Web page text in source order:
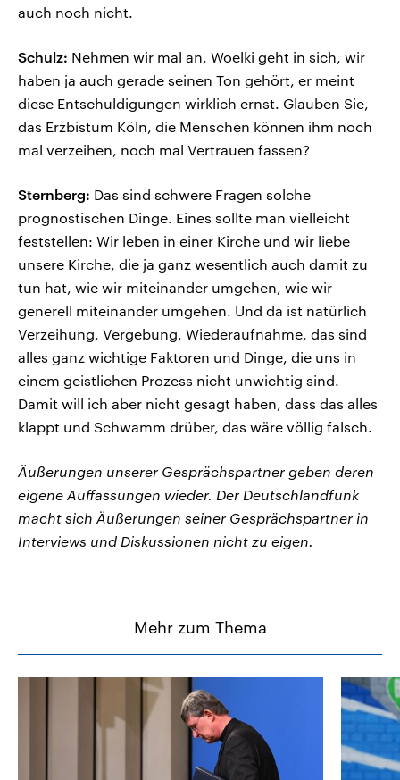
auch noch nicht.
Schulz: Nehmen wir mal an, Woelki geht in sich, wir
haben ja auch gerade seinen Ton gehört, er meint
diese Entschuldigungen wirklich ernst. Glauben Sie,
das Erzbistum Köln, die Menschen können ihm noch
mal verzeihen, noch mal Vertrauen fassen?
Sternberg: Das sind schwere Fragen solche
prognostischen Dinge. Eines sollte man vielleicht
feststellen: Wir leben in einer Kirche und wir liebe
unsere Kirche, die ja ganz wesentlich auch damit zu
tun hat, wie wir miteinander umgehen, wie wir
generell miteinander umgehen. Und da ist natürlich
Verzeihung, Vergebung, Wiederaufnahme, das sind
alles ganz wichtige Faktoren und Dinge, die uns in
einem geistlichen Prozess nicht unwichtig sind.
Damit will ich aber nicht gesagt haben, dass das alles
klappt und Schwamm drüber, das wäre völlig falsch.
Äußerungen unserer Gesprächspartner geben deren
eigene Auffassungen wieder. Der Deutschlandfunk
macht sich Äußerungen seiner Gesprächspartner in
Interviews und Diskussionen nicht zu eigen.
Mehr zum Thema